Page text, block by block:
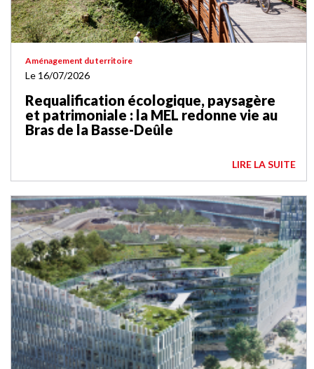
Aménagement du territoire
Le 16/07/2026
Requalification écologique, paysagère
et patrimoniale : la MEL redonne vie au
Bras de la Basse-Deûle
LIRE LA SUITE